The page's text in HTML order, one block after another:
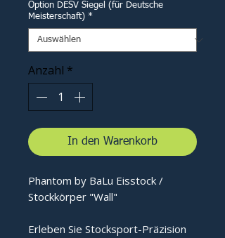
Option DESV Siegel (für Deutsche
Meisterschaft) *
Anzahl *
In den Warenkorb
Phantom by BaLu Eisstock /
Stockkörper "Wall"
Erleben Sie Stocksport-Präzision